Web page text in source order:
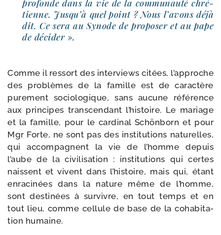
pro­fonde dans la vie de la com­mu­nau­té chré­
tienne. Jusqu’à quel point ? Nous l’avons déjà
dit. Ce sera au Synode de pro­po­ser et au pape
de décider ».
Comme il res­sort des inter­views citées, l’approche
des pro­blèmes de la famille est de carac­tère
pure­ment socio­lo­gique, sans aucune réfé­rence
aux prin­cipes trans­cen­dant l’histoire. Le mariage
et la famille, pour le car­di­nal Schönborn et pour
Mgr Forte, ne sont pas des ins­ti­tu­tions natu­relles,
qui accom­pagnent la vie de l’homme depuis
l’aube de la civi­li­sa­tion : ins­ti­tu­tions qui certes
naissent et vivent dans l’histoire, mais qui, étant
enra­ci­nées dans la nature même de l’homme,
sont des­ti­nées à sur­vivre, en tout temps et en
tout lieu, comme cel­lule de base de la coha­bi­ta­
tion humaine.